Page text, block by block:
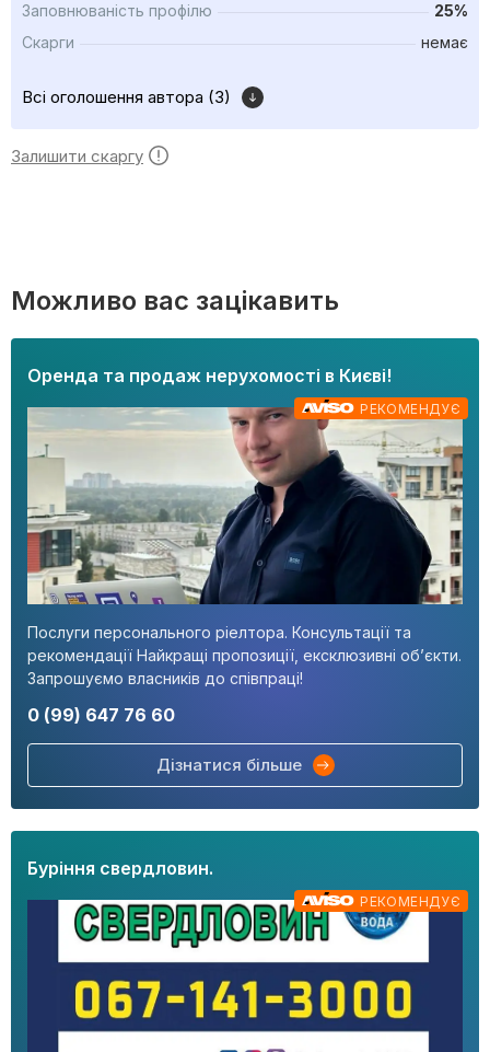
Заповнюваність профілю
25%
Скарги
немає
Всі оголошення автора (3)
Залишити скаргу
Можливо вас зацікавить
Послуги персонального ріелтора. Консультації та
рекомендації Найкращі пропозиції, ексклюзивні об’єкти.
Запрошуємо власників до співпраці!
0 (99) 647 76 60
Дізнатися більше
Оренда та продаж нерухомості в Києві!
РЕКОМЕНДУЄ
Буріння свердловин.
РЕКОМЕНДУЄ